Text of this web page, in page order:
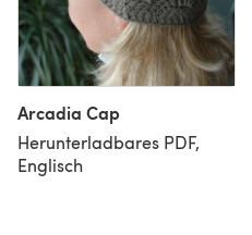
Arcadia Cap
Herunterladbares PDF,
Englisch